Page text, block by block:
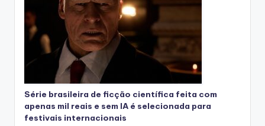
Série brasileira de ficção científica feita com
apenas mil reais e sem IA é selecionada para
festivais internacionais